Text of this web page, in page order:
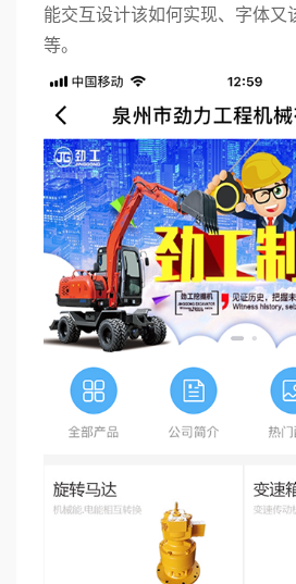
能交互设计该如何实现、字体又
等。